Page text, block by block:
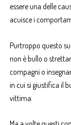
essere una delle
acuisce i
Purtroppo questo
non è bullo o
compagni o
in cui si giustifica il
vittima